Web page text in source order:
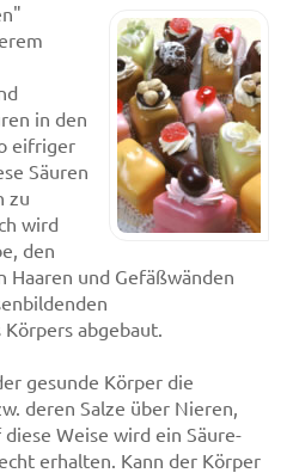
in den
eifriger
Säuren
zu
wird
den
Haaren und Gefäßwänden
abgebaut.
gesunde Körper die
deren Salze über Nieren,
Weise wird ein Säure-
erhalten. Kann der Körper